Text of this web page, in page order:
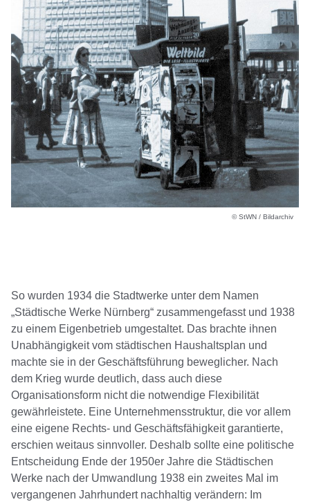
© StWN / Bildarchiv
So wurden 1934 die Stadtwerke unter dem Namen
„Städtische Werke Nürnberg“ zusammengefasst und 1938
zu einem Eigenbetrieb umgestaltet. Das brachte ihnen
Unabhängigkeit vom städtischen Haushaltsplan und
machte sie in der Geschäftsführung beweglicher. Nach
dem Krieg wurde deutlich, dass auch diese
Organisationsform nicht die notwendige Flexibilität
gewährleistete. Eine Unternehmensstruktur, die vor allem
eine eigene Rechts- und Geschäftsfähigkeit garantierte,
erschien weitaus sinnvoller. Deshalb sollte eine politische
Entscheidung Ende der 1950er Jahre die Städtischen
Werke nach der Umwandlung 1938 ein zweites Mal im
vergangenen Jahrhundert nachhaltig verändern: Im